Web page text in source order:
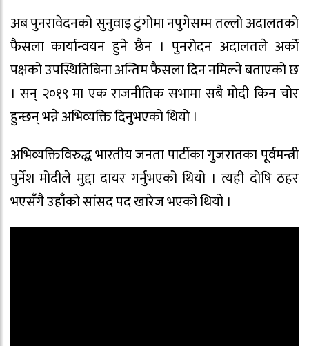
अब पुनरावेदनको सुनुवाइ टुंगोमा नपुगेसम्म तल्लो अदालतको
फैसला कार्यान्वयन हुने छैन । पुनरोदन अदालतले अर्को
पक्षको उपस्थितिबिना अन्तिम फैसला दिन नमिल्ने बताएको छ
। सन् २०१९ मा एक राजनीतिक सभामा सबै मोदी किन चोर
हुन्छन् भन्ने अभिव्यक्ति दिनुभएको थियो ।
अभिव्यक्तिविरुद्ध भारतीय जनता पार्टीका गुजरातका पूर्वमन्त्री
पुर्नेश मोदीले मुद्दा दायर गर्नुभएको थियो । त्यही दोषि ठहर
भएसँगै उहाँको सांसद पद खारेज भएको थियो ।